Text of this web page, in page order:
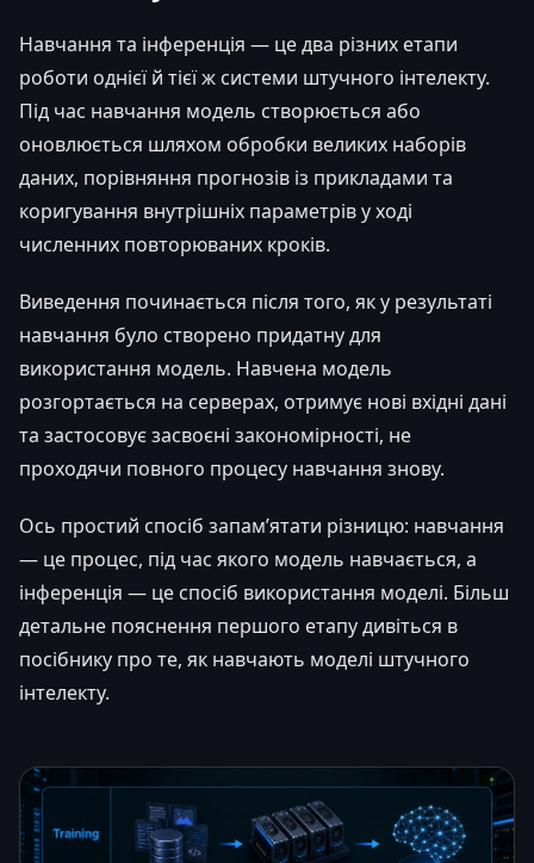
Навчання та інференція — це два різних етапи
роботи однієї й тієї ж системи штучного інтелекту.
Під час навчання модель створюється або
оновлюється шляхом обробки великих наборів
даних, порівняння прогнозів із прикладами та
коригування внутрішніх параметрів у ході
численних повторюваних кроків.
Виведення починається після того, як у результаті
навчання було створено придатну для
використання модель. Навчена модель
розгортається на серверах, отримує нові вхідні дані
та застосовує засвоєні закономірності, не
проходячи повного процесу навчання знову.
Ось простий спосіб запам’ятати різницю: навчання
— це процес, під час якого модель навчається, а
інференція — це спосіб використання моделі. Більш
детальне пояснення першого етапу дивіться в
посібнику про те, як навчають моделі штучного
інтелекту.